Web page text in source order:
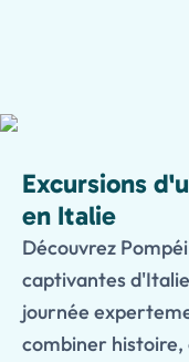
Excursions
en Italie
Découvrez
captivantes
journée
combiner histoire,